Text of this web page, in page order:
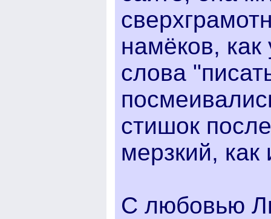
намёков,
слова
стишок
мерзкий, как
С любовью